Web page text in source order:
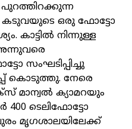
പുറത്തിറക്കുന്ന
കടുവയുടെ ഒരു ഫോട്ടോ
കാട്ടിൽ നിന്നുള്ള
സംഘടിപ്പിച്ചു
കൊടുത്തു. നേരെ
മാന്വൽ ക്യാമറയും
400 ടെലിഫോട്ടോ
മൃഗശാലയിലേക്ക്